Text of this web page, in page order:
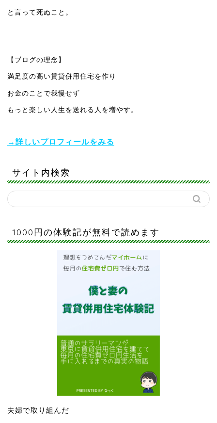
と言って死ぬこと。
【ブログの理念】
満足度の高い賃貸併用住宅を作り
お金のことで我慢せず
もっと楽しい人生を送れる人を増やす。
→詳しいプロフィールをみる
サイト内検索
1000円の体験記が無料で読めます
夫婦で取り組んだ